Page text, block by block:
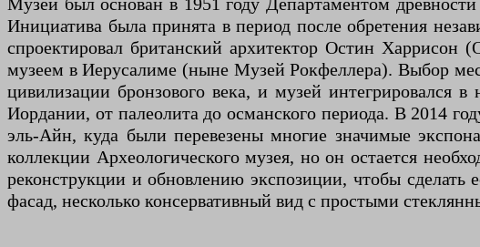
Инициатива была принята в период после обретения
спроектировал британский архитектор Остин Харрисон
музеем в Иерусалиме (ныне Музей Рокфеллера). Выбор
цивилизации бронзового века, и музей интегрировался
Иордании, от палеолита до османского периода. В 2014
эль-Айн, куда были перевезены многие значимые
коллекции Археологического музея, но он остается
реконструкции и обновлению экспозиции, чтобы сделать
фасад, несколько консервативный вид с простыми